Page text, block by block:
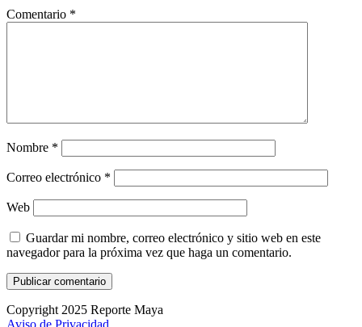
Comentario *
Nombre *
Correo electrónico *
Web
Guardar mi nombre, correo electrónico y sitio web en este
navegador para la próxima vez que haga un comentario.
Copyright 2025 Reporte Maya